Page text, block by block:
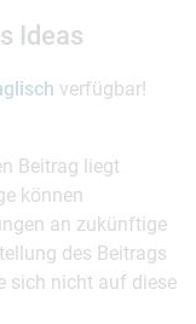
Ideas
verfügbar!
Beitrag liegt
können
an zukünftige
des Beitrags
sich nicht auf diese